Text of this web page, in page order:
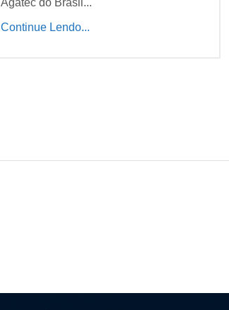
Agatec do Brasil...
Continue Lendo...